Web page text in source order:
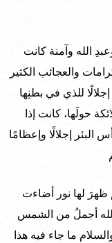
الله وآمنة كانت
والعجائب الكثير
للذي في بطنِها
حولَها، كانت إذا
البئر إجلالًا وإعظامًا
لها نور أضاءت
أجملُ من الشمس
ما جاء فيه هذا